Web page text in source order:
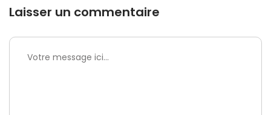
Laisser un commentaire